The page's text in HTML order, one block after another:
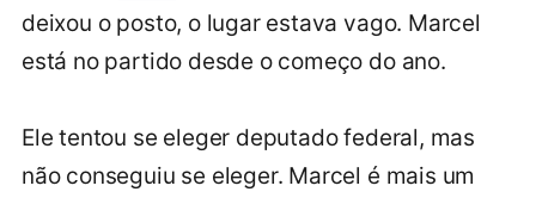
deixou o posto, o lugar estava vago. Marcel
está no partido desde o começo do ano.
Ele tentou se eleger deputado federal, mas
não conseguiu se eleger. Marcel é mais um